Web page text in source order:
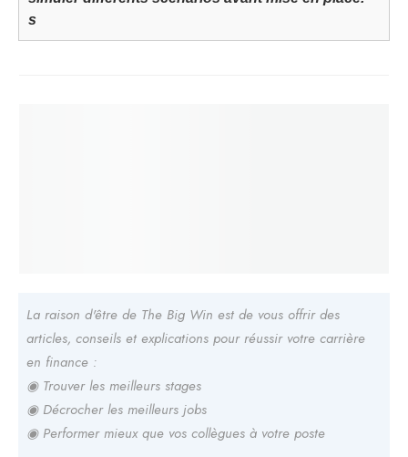
s
La raison d'être de The Big Win est de vous offrir des
articles, conseils et explications pour réussir votre carrière
en finance :
◉ Trouver les meilleurs stages
◉ Décrocher les meilleurs jobs
◉ Performer mieux que vos collègues à votre poste